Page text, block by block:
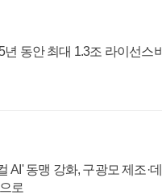
동안 최대 1.3조 라이선스비
AI' 동맹 강화, 구광모 제조·데
로